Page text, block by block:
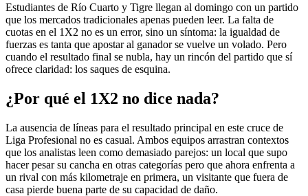
Estudiantes de Río Cuarto y Tigre llegan al domingo con un partido
que los mercados tradicionales apenas pueden leer. La falta de
cuotas en el 1X2 no es un error, sino un síntoma: la igualdad de
fuerzas es tanta que apostar al ganador se vuelve un volado. Pero
cuando el resultado final se nubla, hay un rincón del partido que sí
ofrece claridad: los saques de esquina.
¿Por qué el 1X2 no dice nada?
La ausencia de líneas para el resultado principal en este cruce de
Liga Profesional no es casual. Ambos equipos arrastran contextos
que los analistas leen como demasiado parejos: un local que supo
hacer pesar su cancha en otras categorías pero que ahora enfrenta a
un rival con más kilometraje en primera, un visitante que fuera de
casa pierde buena parte de su capacidad de daño.